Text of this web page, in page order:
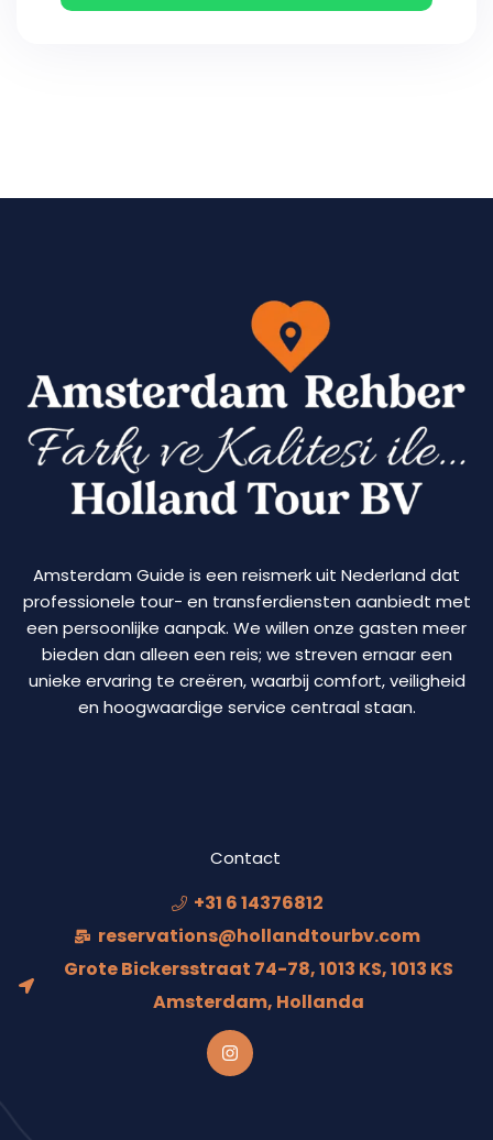
Amsterdam Guide is een reismerk uit Nederland dat
professionele tour- en transferdiensten aanbiedt met
een persoonlijke aanpak. We willen onze gasten meer
bieden dan alleen een reis; we streven ernaar een
unieke ervaring te creëren, waarbij comfort, veiligheid
en hoogwaardige service centraal staan.
Contact
+31 6 14376812
reservations@hollandtourbv.com
Grote Bickersstraat 74-78, 1013 KS, 1013 KS
Amsterdam, Hollanda